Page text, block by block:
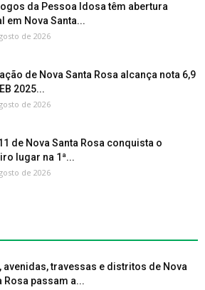
da Pessoa Idosa têm abertura
em Nova Santa...
de 2026
de Nova Santa Rosa alcança nota 6,9
2025...
de 2026
de Nova Santa Rosa conquista o
lugar na 1ª...
de 2026
avenidas, travessas e distritos de Nova
Rosa passam a...